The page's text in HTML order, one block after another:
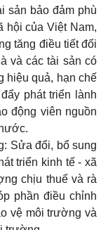
sản bảo đảm phù
hội của Việt Nam,
tăng điều tiết đối
và các tài sản có
hiệu quả, hạn chế
phát triển lành
động viên nguồn
Sửa đổi, bổ sung
triển kinh tế - xã
chịu thuế và rà
phần điều chỉnh
vệ môi trường và